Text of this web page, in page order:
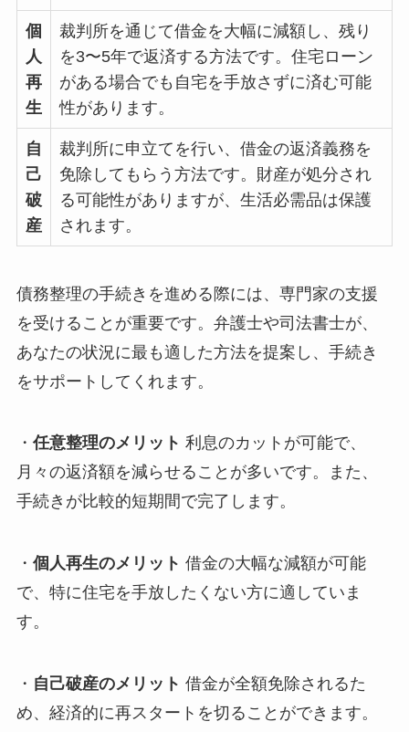
個
人
再
生
裁判所を通じて借金を大幅に減額し、残り
を3〜5年で返済する方法です。住宅ローン
がある場合でも自宅を手放さずに済む可能
性があります。
自
己
破
産
裁判所に申立てを行い、借金の返済義務を
免除してもらう方法です。財産が処分され
る可能性がありますが、生活必需品は保護
されます。
債務整理の手続きを進める際には、専門家の支援
を受けることが重要です。弁護士や司法書士が、
あなたの状況に最も適した方法を提案し、手続き
をサポートしてくれます。
・ 任意整理のメリット 利息のカットが可能で、
月々の返済額を減らせることが多いです。また、
手続きが比較的短期間で完了します。
・ 個人再生のメリット 借金の大幅な減額が可能
で、特に住宅を手放したくない方に適していま
す。
・ 自己破産のメリット 借金が全額免除されるた
め、経済的に再スタートを切ることができます。